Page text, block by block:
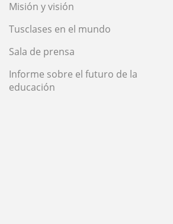
Misión y visión
Tusclases en el mundo
Sala de prensa
Informe sobre el futuro de la
educación